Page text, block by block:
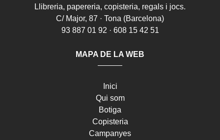
Llibreria, papereria, copisteria, regals i jocs.
C/ Major, 87 · Tona (Barcelona)
93 887 01 92 · 608 15 42 51
MAPA DE LA WEB
Inici
Qui som
Botiga
Copisteria
Campanyes